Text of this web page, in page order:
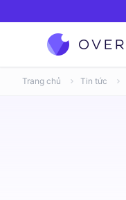
Trang chủ Tin tức